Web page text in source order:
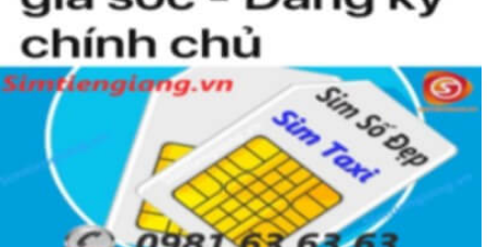
Sim giảm giá Sim số đẹp giá rẻ
có thể là những sim siêu
vip nhưng đã lâu chưa tìm được người mua nên có
OFF để kích cầu mua sắm.
Trong mọi cuộc mua bán, người nhanh tay là người chiến
thắng. Sim số đẹp đôi khi cũng như vật giá leo thang ngày
hôm nay giá thấp nhưng ngày mai có thể tăng phi mã, số
tiền bạn dự định bỏ ra có thể nhanh chóng vượt khung trần.
Bạn cũng sẽ không có nhiều thời gian để do dự, bởi kho
sim giảm giá sẽ ngày càng cạn kiệt và đến khi đó dù sim số